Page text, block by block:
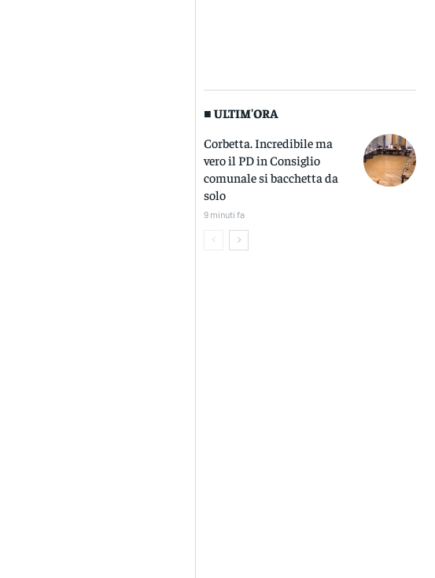
■ ULTIM'ORA
Corbetta. Incredibile ma
vero il PD in Consiglio
comunale si bacchetta da
solo
9 minuti fa